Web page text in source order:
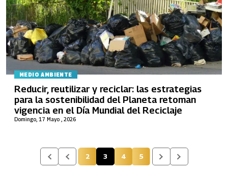
MEDIO AMBIENTE
Domingo, 17 Mayo , 2026
Reducir, reutilizar y reciclar: las estrategias
para la sostenibilidad del Planeta retoman
vigencia en el Día Mundial del Reciclaje
Página
2 Página actual
3 Página
4 Página
5